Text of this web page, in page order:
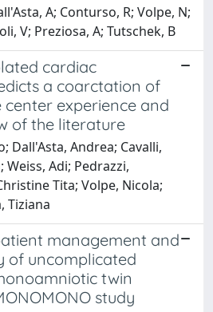
A; Conturso, R; Volpe, N;
V; Preziosa, A; Tutschek, B
cardiac
a coarctation of
experience and
of the literature
Dall'Asta, Andrea; Cavalli,
Weiss, Adi; Pedrazzi,
Tita; Volpe, Nicola;
Tiziana
management and
of uncomplicated
twin
study